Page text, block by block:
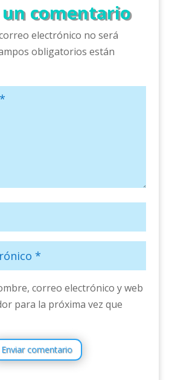
comentario
electrónico no será
obligatorios están
correo electrónico y web
para la próxima vez que
Enviar comentario